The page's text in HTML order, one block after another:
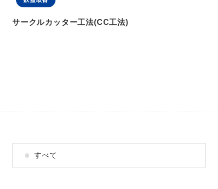
サークルカッター工法(CC工法)
すべて